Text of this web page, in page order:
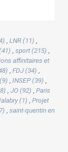
LNR (11)
sport (215)
affinitaires et
FDJ (34)
INSEP (39)
JO (92)
Paris
(1)
Projet
saint-quentin en